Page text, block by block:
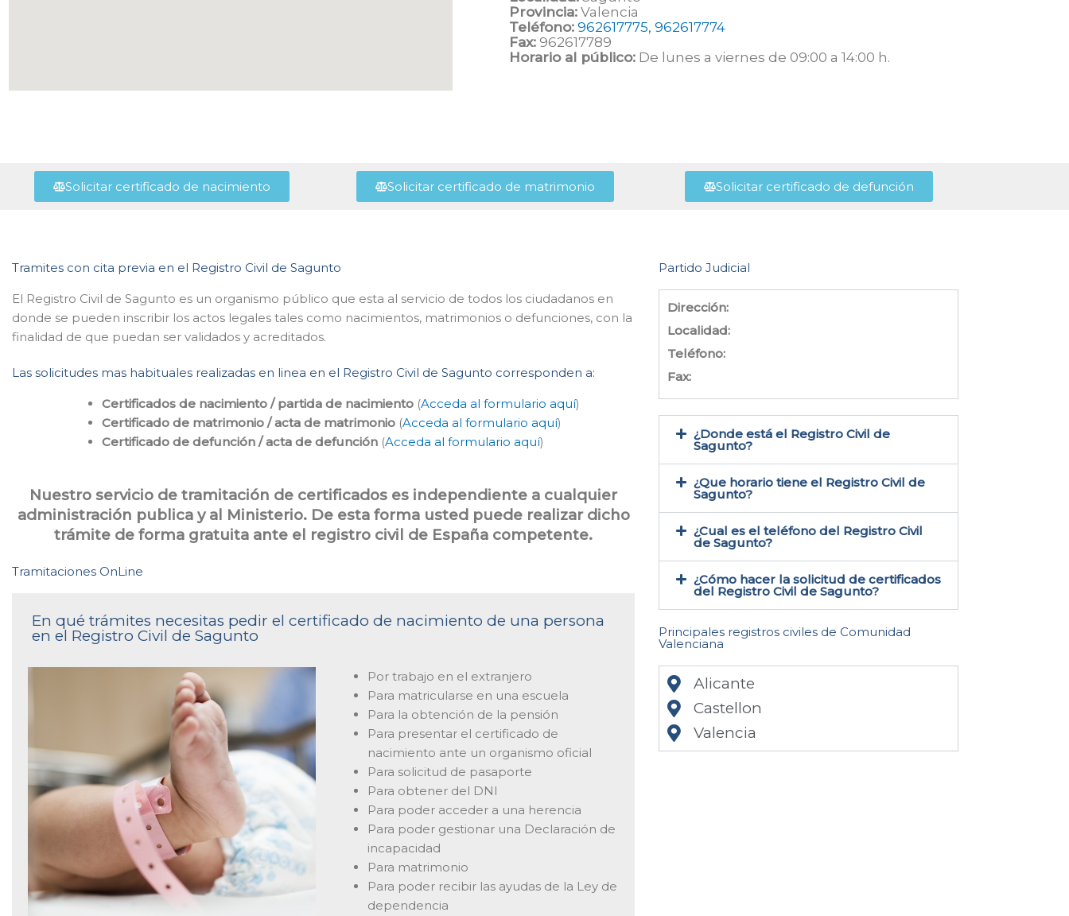
Provincia: Valencia
Teléfono: 962617775, 962617774
Fax: 962617789
Horario al público: De lunes a viernes de 09:00 a 14:00 h.
Solicitar certificado de nacimiento Solicitar certificado de matrimonio Solicitar certificado de defunción
Tramites con cita previa en el Registro Civil de Sagunto
El Registro Civil de Sagunto es un organismo público que esta al servicio de todos los ciudadanos en
donde se pueden inscribir los actos legales tales como nacimientos, matrimonios o defunciones, con la
finalidad de que puedan ser validados y acreditados.
Las solicitudes mas habituales realizadas en linea en el Registro Civil de Sagunto corresponden a:
Certificados de nacimiento / partida de nacimiento(Acceda al formulario aquí)
Certificado de matrimonio / acta de matrimonio(Acceda al formulario aquí)
Certificado de defunción / acta de defunción(Acceda al formulario aquí)
Nuestro servicio de tramitación de certificados es independiente a cualquier
administración publica y al Ministerio. De esta forma usted puede realizar dicho
trámite de forma gratuita ante el registro civil de España competente.
Tramitaciones OnLine
En qué trámites necesitas pedir el certificado de nacimiento de una persona
en el Registro Civil de Sagunto
Por trabajo en el extranjero
Para matricularse en una escuela
Para la obtención de la pensión
Para presentar el certificado de
nacimiento ante un organismo oficial
Para solicitud de pasaporte
Para obtener del DNI
Para poder acceder a una herencia
Para poder gestionar una Declaración de
incapacidad
Para matrimonio
Para poder recibir las ayudas de la Ley de
dependencia
Partido Judicial
Dirección:
Localidad:
Teléfono:
Fax:
¿Donde está el Registro Civil de
Sagunto​?
¿Que horario tiene el Registro Civil de
Sagunto?
¿Cual es el teléfono del Registro Civil
de Sagunto​?
¿Cómo hacer la solicitud de certificados
del Registro Civil de Sagunto​?
Principales registros civiles de Comunidad
Valenciana
Alicante
Castellon
Valencia